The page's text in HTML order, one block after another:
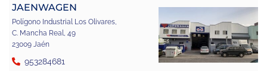
JAENWAGEN
Polígono Industrial Los Olivares,
C. Mancha Real, 49
23009 Jaén
953284681